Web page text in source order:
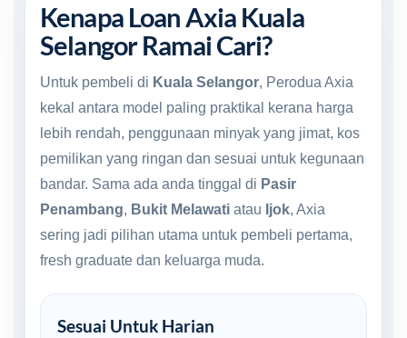
Kenapa Loan Axia Kuala
Selangor Ramai Cari?
Untuk pembeli di Kuala Selangor, Perodua Axia
kekal antara model paling praktikal kerana harga
lebih rendah, penggunaan minyak yang jimat, kos
pemilikan yang ringan dan sesuai untuk kegunaan
bandar. Sama ada anda tinggal di Pasir
Penambang, Bukit Melawati atau Ijok, Axia
sering jadi pilihan utama untuk pembeli pertama,
fresh graduate dan keluarga muda.
Sesuai Untuk Harian